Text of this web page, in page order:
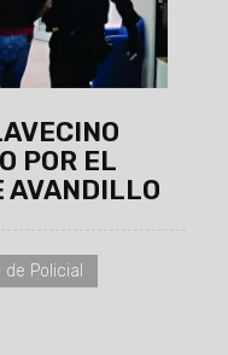
POR EL
AVANDILLO
fue imputado por
del homicidio.
Policial